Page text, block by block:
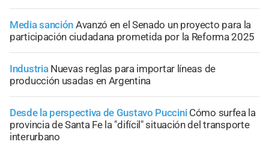
Media sanción Avanzó en el Senado un proyecto para la
participación ciudadana prometida por la Reforma 2025
Industria Nuevas reglas para importar líneas de
producción usadas en Argentina
Desde la perspectiva de Gustavo Puccini Cómo surfea la
provincia de Santa Fe la "difícil" situación del transporte
interurbano